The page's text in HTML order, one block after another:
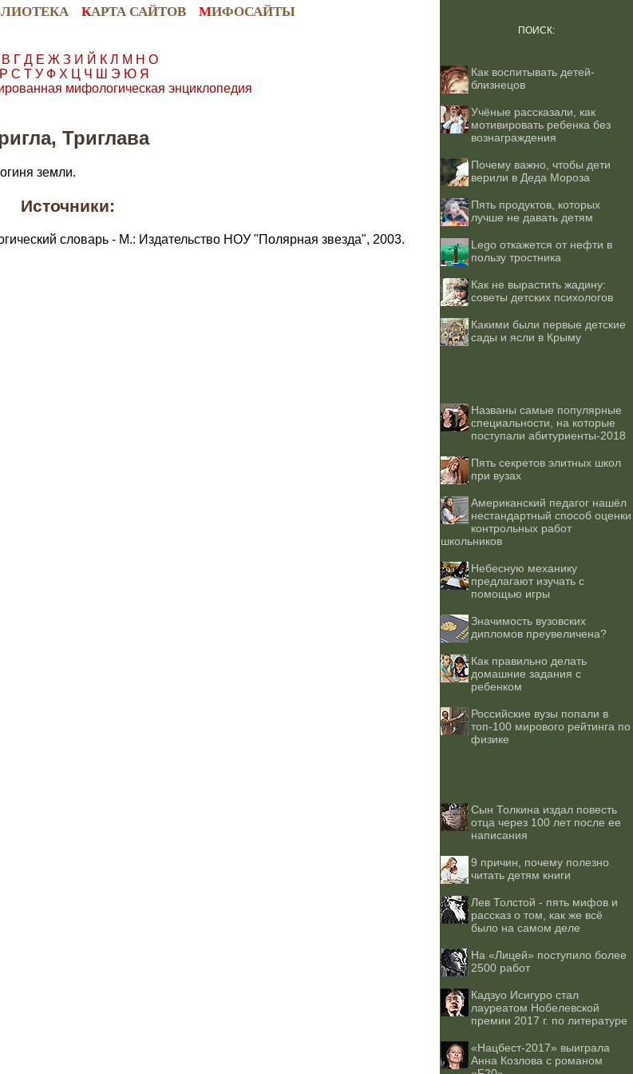
КАРТА САЙТОВ МИФОСАЙТЫ
В Г Д Е Ж З И Й К Л М Н О
Р С Т У Ф Х Ц Ч Ш Э Ю Я
мифологическая энциклопедия
Триглава
земли.
Источники:
словарь - М.: Издательство НОУ "Полярная звезда", 2003.
ПОИСК:
Как воспитывать детей-
близнецов
Учёные рассказали, как
мотивировать ребенка без
вознаграждения
Почему важно, чтобы дети
верили в Деда Мороза
Пять продуктов, которых
лучше не давать детям
Lego откажется от нефти в
пользу тростника
Как не вырастить жадину:
советы детских психологов
Какими были первые детские
сады и ясли в Крыму
Названы самые популярные
специальности, на которые
поступали абитуриенты-2018
Пять секретов элитных школ
при вузах
Американский педагог нашёл
нестандартный способ оценки
контрольных работ
школьников
Небесную механику
предлагают изучать с
помощью игры
Значимость вузовских
дипломов преувеличена?
Как правильно делать
домашние задания с
ребенком
Российские вузы попали в
топ-100 мирового рейтинга по
физике
Сын Толкина издал повесть
отца через 100 лет после ее
написания
9 причин, почему полезно
читать детям книги
Лев Толстой - пять мифов и
рассказ о том, как же всё
было на самом деле
На «Лицей» поступило более
2500 работ
Кадзуо Исигуро стал
лауреатом Нобелевской
премии 2017 г. по литературе
«Нацбест-2017» выиграла
Анна Козлова с романом